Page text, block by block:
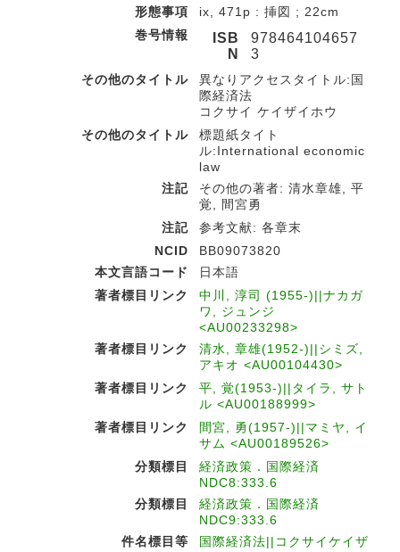
形態事項
ix, 471p : 挿図 ; 22cm
巻号情報
ISB
N
978464104657
3
その他のタイトル
異なりアクセスタイトル:国
際経済法
コクサイ ケイザイホウ
その他のタイトル
標題紙タイト
ル:International economic
law
注記
その他の著者: 清水章雄, 平
覚, 間宮勇
注記
参考文献: 各章末
NCID
BB09073820
本文言語コード
日本語
著者標目リンク
中川, 淳司 (1955-)||ナカガ
ワ, ジュンジ
<AU00233298>
著者標目リンク
清水, 章雄(1952-)||シミズ,
アキオ <AU00104430>
著者標目リンク
平, 覚(1953-)||タイラ, サト
ル <AU00188999>
著者標目リンク
間宮, 勇(1957-)||マミヤ, イ
サム <AU00189526>
分類標目
経済政策．国際経済
NDC8:333.6
分類標目
経済政策．国際経済
NDC9:333.6
件名標目等
国際経済法||コクサイケイザ